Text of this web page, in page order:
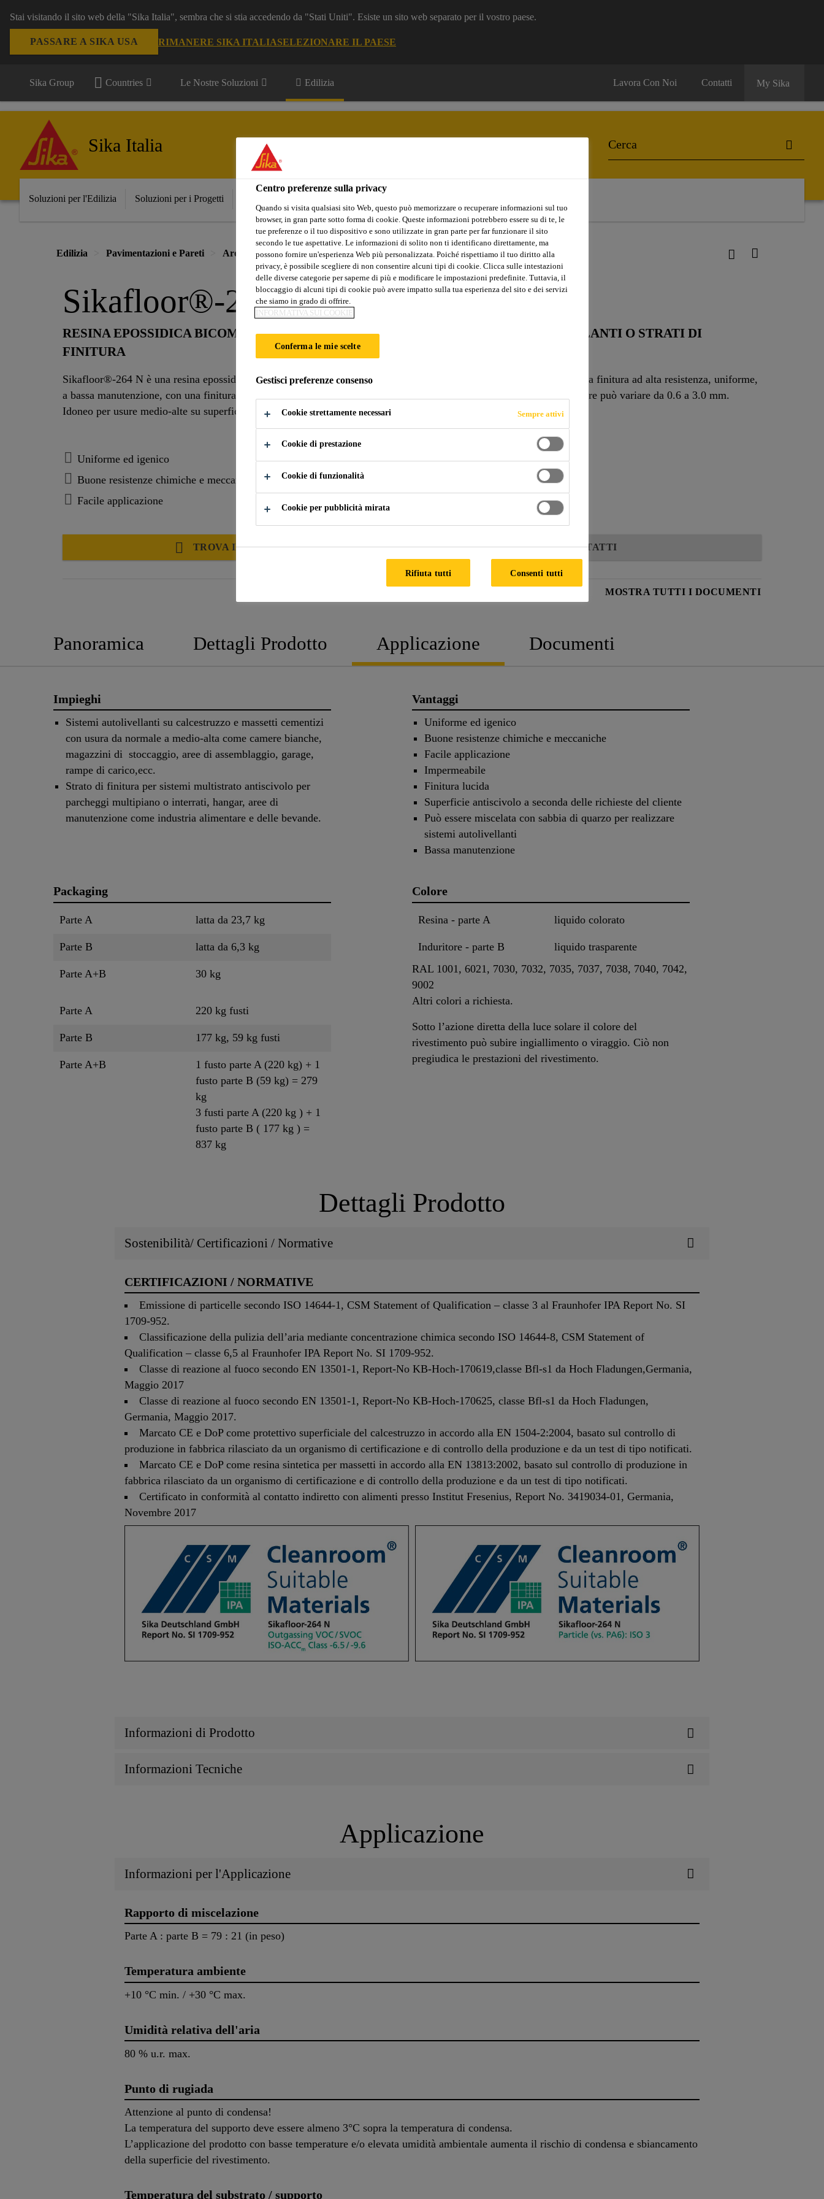
Stai visitando il sito web della "Sika Italia", sembra che si stia accedendo da "Stati Uniti". Esiste un sito web separato per il vostro paese.
PASSARE A SIKA USA RIMANERE SIKA ITALIASELEZIONARE IL PAESE
Sika Group Countries Le Nostre Soluzioni Edilizia Lavora Con Noi Contatti My Sika
Sika Italia
Soluzioni per l'Edilizia Soluzioni per i Progetti
Edilizia Pavimentazioni e Pareti Aree per Parcheggi Rampe Prodotti Sikafloor®-264 N
Sikafloor®-264 N
RESINA EPOSSIDICA BICOMPONENTE COLORATA PER RIVESTIMENTI AUTOLIVELLANTI O STRATI DI
FINITURA
Sikafloor®-264 N è una resina epossidica bicomponente, colorata, a totale contenuto di solidi che può raggiungere una finitura ad alta resistenza, uniforme,
a bassa manutenzione, con una finitura lucida, liscia o antiscivolo se viene spolverata con sabbie di quarzo. Lo spessore può variare da 0.6 a 3.0 mm.
Idoneo per usure medio-alte su superfici interne.
Uniforme ed igenico
Buone resistenze chimiche e meccaniche
Facile applicazione
TROVA IL NEGOZIO CONTATTI
MOSTRA TUTTI I DOCUMENTI
Panoramica Dettagli Prodotto Applicazione Documenti
Impieghi
Sistemi autolivellanti su calcestruzzo e massetti cementizi
con usura da normale a medio-alta come camere bianche,
magazzini di stoccaggio, aree di assemblaggio, garage,
rampe di carico,ecc.
Strato di finitura per sistemi multistrato antiscivolo per
parcheggi multipiano o interrati, hangar, aree di
manutenzione come industria alimentare e delle bevande.
Vantaggi
Uniforme ed igenico
Buone resistenze chimiche e meccaniche
Facile applicazione
Impermeabile
Finitura lucida
Superficie antiscivolo a seconda delle richieste del cliente
Può essere miscelata con sabbia di quarzo per realizzare
sistemi autolivellanti
Bassa manutenzione
Packaging
Parte A latta da 23,7 kg
Parte B latta da 6,3 kg
Parte A+B 30 kg
Parte A 220 kg fusti
Parte B 177 kg, 59 kg fusti
Parte A+B
1 fusto parte A (220 kg) + 1
fusto parte B (59 kg) = 279
kg
3 fusti parte A (220 kg ) + 1
fusto parte B ( 177 kg ) =
837 kg
Colore
Resina - parte A liquido colorato
Induritore - parte B
liquido trasparente
RAL 1001, 6021, 7030, 7032, 7035, 7037, 7038, 7040, 7042,
9002
Altri colori a richiesta.
Sotto l’azione diretta della luce solare il colore del
rivestimento può subire ingiallimento o viraggio. Ciò non
pregiudica le prestazioni del rivestimento.
Dettagli Prodotto
Sostenibilità/ Certificazioni / Normative
CERTIFICAZIONI / NORMATIVE
Emissione di particelle secondo ISO 14644-1, CSM Statement of Qualification – classe 3 al Fraunhofer IPA Report No. SI
1709-952.
Classificazione della pulizia dell’aria mediante concentrazione chimica secondo ISO 14644-8, CSM Statement of
Qualification – classe 6,5 al Fraunhofer IPA Report No. SI 1709-952.
Classe di reazione al fuoco secondo EN 13501-1, Report-No KB-Hoch-170619,classe Bfl-s1 da Hoch Fladungen,Germania,
Maggio 2017
Classe di reazione al fuoco secondo EN 13501-1, Report-No KB-Hoch-170625, classe Bfl-s1 da Hoch Fladungen,
Germania, Maggio 2017.
Marcato CE e DoP come protettivo superficiale del calcestruzzo in accordo alla EN 1504-2:2004, basato sul controllo di
produzione in fabbrica rilasciato da un organismo di certificazione e di controllo della produzione e da un test di tipo notificati.
Marcato CE e DoP come resina sintetica per massetti in accordo alla EN 13813:2002, basato sul controllo di produzione in
fabbrica rilasciato da un organismo di certificazione e di controllo della produzione e da un test di tipo notificati.
Certificato in conformità al contatto indiretto con alimenti presso Institut Fresenius, Report No. 3419034-01, Germania,
Novembre 2017
Informazioni di Prodotto
Informazioni Tecniche
Applicazione
Informazioni per l'Applicazione
Rapporto di miscelazione
Parte A : parte B = 79 : 21 (in peso)
Temperatura ambiente
+10 °C min. / +30 °C max.
Umidità relativa dell'aria
80 % u.r. max.
Punto di rugiada
Attenzione al punto di condensa!
La temperatura del supporto deve essere almeno 3°C sopra la temperatura di condensa.
L’applicazione del prodotto con basse temperature e/o elevata umidità ambientale aumenta il rischio di condensa e sbiancamento
della superficie del rivestimento.
Temperatura del substrato / supporto
Centro preferenze sulla privacy
Quando si visita qualsiasi sito Web, questo può memorizzare o recuperare informazioni sul tuo
browser, in gran parte sotto forma di cookie. Queste informazioni potrebbero essere su di te, le
tue preferenze o il tuo dispositivo e sono utilizzate in gran parte per far funzionare il sito
secondo le tue aspettative. Le informazioni di solito non ti identificano direttamente, ma
possono fornire un'esperienza Web più personalizzata. Poiché rispettiamo il tuo diritto alla
privacy, è possibile scegliere di non consentire alcuni tipi di cookie. Clicca sulle intestazioni
delle diverse categorie per saperne di più e modificare le impostazioni predefinite. Tuttavia, il
bloccaggio di alcuni tipi di cookie può avere impatto sulla tua esperienza del sito e dei servizi
che siamo in grado di offrire.
INFORMATIVA SUI COOKIE
Conferma le mie scelte
Gestisci preferenze consenso
Cookie strettamente necessari Sempre attivi
Cookie di prestazione
Cookie di funzionalità
Cookie per pubblicità mirata
Rifiuta tutti Consenti tutti